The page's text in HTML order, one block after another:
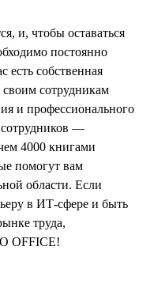
и, чтобы оставаться
постоянно
есть собственная
сотрудникам
и профессионального
—
4000 книгами
помогут вам
области. Если
в ИТ-сфере и быть
труда,
OFFICE!